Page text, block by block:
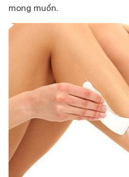
mong muốn.